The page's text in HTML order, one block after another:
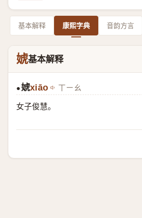
基本解释 康熙字典 音韵方言
婋基本解释
●婋xiāo ㄒㄧㄠ
女子俊慧。